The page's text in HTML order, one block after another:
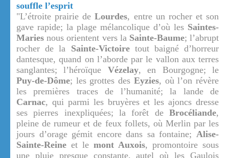
souffle l’esprit
"L’étroite prairie deLourdes, entre un rocher et son
gave rapide; la plage mélancolique d’où les Saintes-
Maries nous orientent vers la Sainte-Baume; l’abrupt
rocher de la Sainte-Victoiretout baigné d’horreur
dantesque, quand on l’aborde par le vallon aux terres
sanglantes; l’héroïque Vézelay, en Bourgogne; le
Puy-de-Dôme; les grottes des Eyzies, où l’on révère
les premières traces de l’humanité; la lande de
Carnac, qui parmi les bruyères et les ajoncs dresse
ses pierres inexpliquées; la forêt de Brocéliande,
pleine de rumeur et de feux follets, où Merlin par les
jours d’orage gémit encore dans sa fontaine; Alise-
Sainte-Reine et le mont Auxois, promontoire sous
une pluie presque constante, autel où les Gaulois